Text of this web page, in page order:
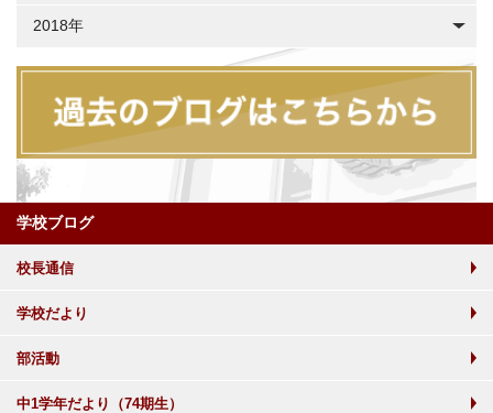
2018年
学校ブログ
校長通信
学校だより
部活動
中1学年だより（74期生）